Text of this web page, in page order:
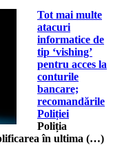
Tot mai multe
atacuri
informatice de
tip ‘vishing’
pentru acces la
conturile
bancare;
recomandările
Poliției
Poliția
în ultima (…)